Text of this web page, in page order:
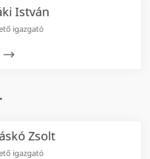
István
igazgató
Zsolt
igazgató